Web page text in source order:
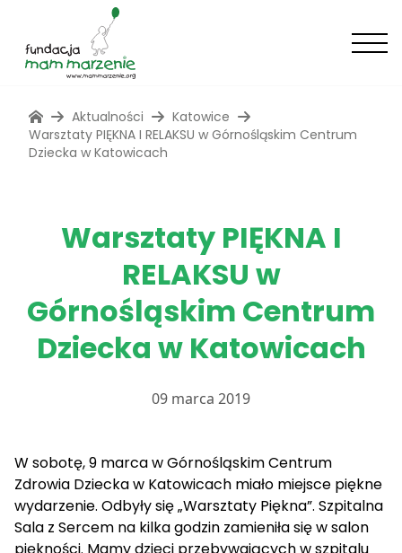
Aktualności
Katowice
Warsztaty PIĘKNA I RELAKSU w Górnośląskim Centrum
Dziecka w Katowicach
Warsztaty PIĘKNA I
RELAKSU w
Górnośląskim Centrum
Dziecka w Katowicach
09 marca 2019
W sobotę, 9 marca w Górnośląskim Centrum
Zdrowia Dziecka w Katowicach miało miejsce piękne
wydarzenie. Odbyły się „Warsztaty Piękna”. Szpitalna
Sala z Sercem na kilka godzin zamieniła się w salon